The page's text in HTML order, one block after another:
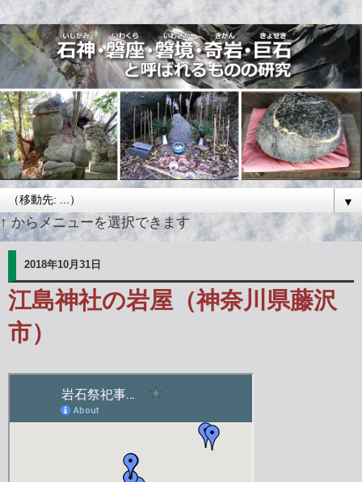
▼
↑ からメニューを選択できます
2018年10月31日
江島神社の岩屋（神奈川県藤沢
市）